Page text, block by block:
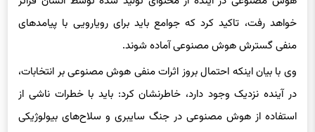
منفی گسترش هوش مصنوعی آماده شوند.
وی با بیان اینکه احتمال بروز اثرات منفی هوش مصنوعی بر انتخابات،
در آینده نزدیک وجود دارد، خاطرنشان کرد: باید با خطرات ناشی از
استفاده از هوش مصنوعی در جنگ سایبری و سلاح‌های بیولوژیکی
برخورد جدی شود.